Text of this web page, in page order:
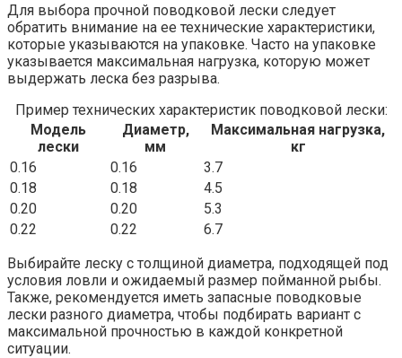
Для выбора прочной поводковой лески следует
обратить внимание на ее технические характеристики,
которые указываются на упаковке. Часто на упаковке
указывается максимальная нагрузка, которую может
выдержать леска без разрыва.
Пример технических характеристик поводковой лески:
Модель
лески
Диаметр,
мм
Максимальная нагрузка,
кг
0.16
0.16
3.7
0.18
0.18
4.5
0.20
0.20
5.3
0.22
0.22
6.7
Выбирайте леску с толщиной диаметра, подходящей под
условия ловли и ожидаемый размер пойманной рыбы.
Также, рекомендуется иметь запасные поводковые
лески разного диаметра, чтобы подбирать вариант с
максимальной прочностью в каждой конкретной
ситуации.